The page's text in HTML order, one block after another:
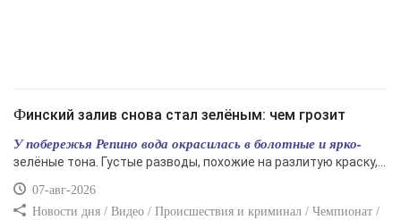
Финский залив снова стал зелёным: чем грозит
У побережья Репино вода окрасилась в болотные и ярко-
зелёные тона. Густые разводы, похожие на разлитую краску,...
07-авг-2026
Новости дня / Видео / Происшествия и криминал / Чемпионат /